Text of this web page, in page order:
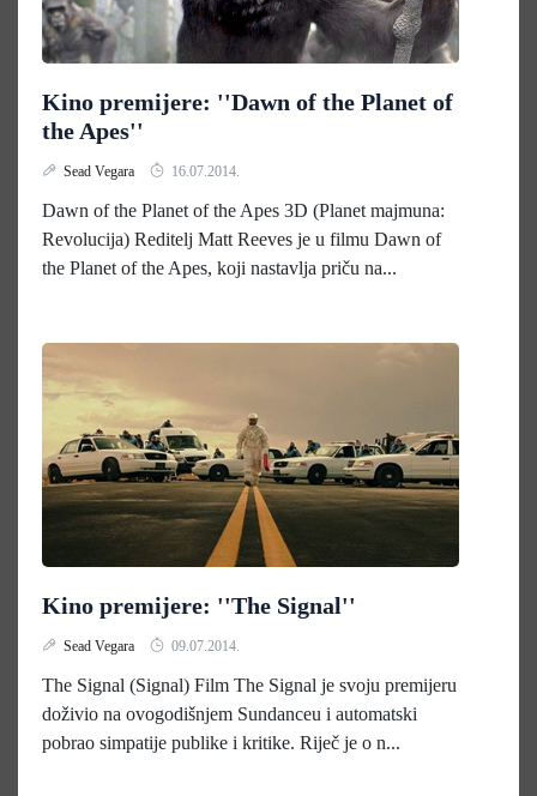
Kino premijere: ''Dawn of the Planet of
the Apes''
Sead Vegara 16.07.2014.
Dawn of the Planet of the Apes 3D (Planet majmuna:
Revolucija) Reditelj Matt Reeves je u filmu Dawn of
the Planet of the Apes, koji nastavlja priču na...
Kino premijere: ''The Signal''
Sead Vegara 09.07.2014.
The Signal (Signal) Film The Signal je svoju premijeru
doživio na ovogodišnjem Sundanceu i automatski
pobrao simpatije publike i kritike. Riječ je o n...